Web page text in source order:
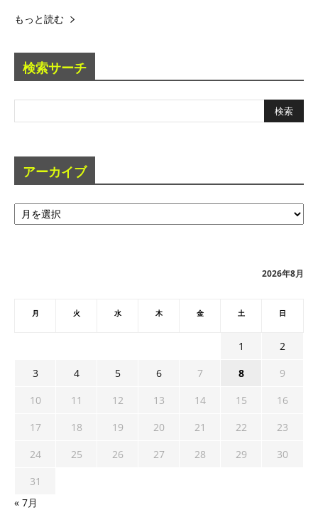
もっと読む
検索サーチ
アーカイブ
ア
ー
2026年8月
月 火 水 木 金 土 日
1
2
3
4 5 6 7 8
9
10
11 12 13 14 15
16
17
18 19 20 21 22
23
24
25 26 27 28 29
30
31
« 7月